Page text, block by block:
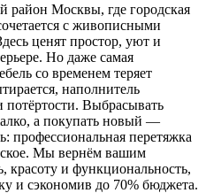
район Москвы, где городская
с живописными
ценят простор, уют и
Но даже самая
со временем теряет
наполнитель
потёртости. Выбрасывать
а покупать новый —
профессиональная перетяжка
Мы вернём вашим
красоту и функциональность,
и сэкономив до 70% бюджета.